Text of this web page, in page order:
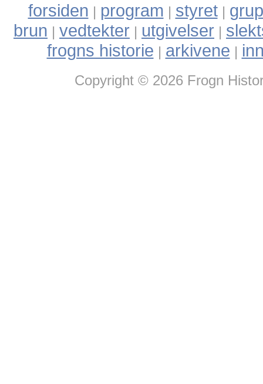
forsiden | program | styret|
brun | vedtekter | utgivelser |
frogns historie | arkivene |
Copyright © 2026 Frogn